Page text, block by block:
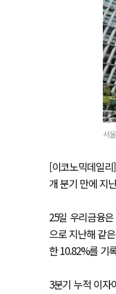
서
[이코노믹데일
개 분기 만에 지
25일 우리금융
으로 지난해 같
한 10.82%를 기
3분기 누적 이자